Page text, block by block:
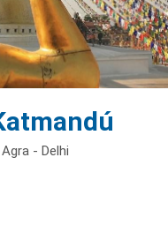
- Delhi